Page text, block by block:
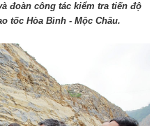
đoàn công tác kiểm tra tiến độ
tốc Hòa Bình - Mộc Châu.